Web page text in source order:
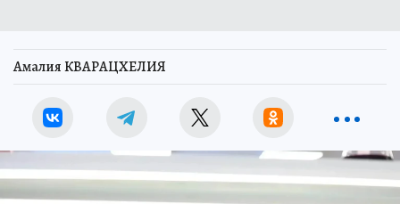
Амалия КВАРАЦХЕЛИЯ